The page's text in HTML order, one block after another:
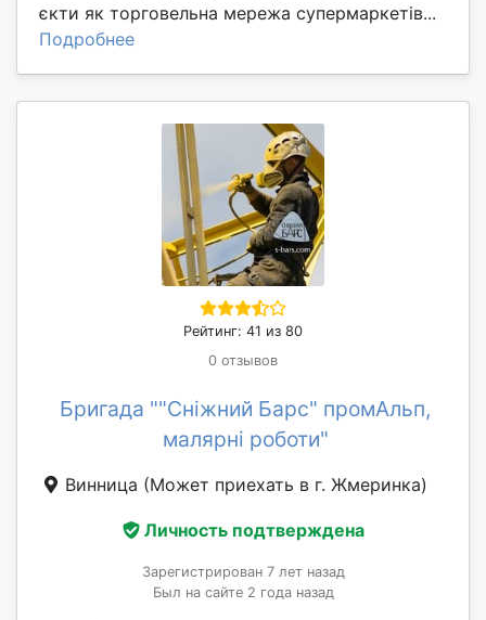
єкти як торговельна мережа супермаркетів...
Подробнее
Рейтинг: 41 из 80
0 отзывов
Бригада ""Сніжний Барс" промАльп,
малярні роботи"
Винница (Может приехать в г. Жмеринка)
Личность подтверждена
Зарегистрирован 7 лет назад
Был на сайте 2 года назад